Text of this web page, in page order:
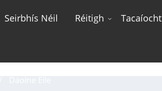
Seirbhís Néil Réitigh Tacaíocht
Daoine eile